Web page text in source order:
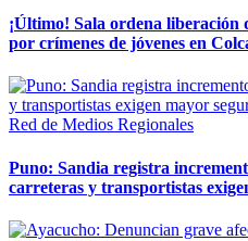
¡Último! Sala ordena liberación
por crímenes de jóvenes en
Red de Medios Regionales
Puno: Sandia registra
carreteras y transportistas